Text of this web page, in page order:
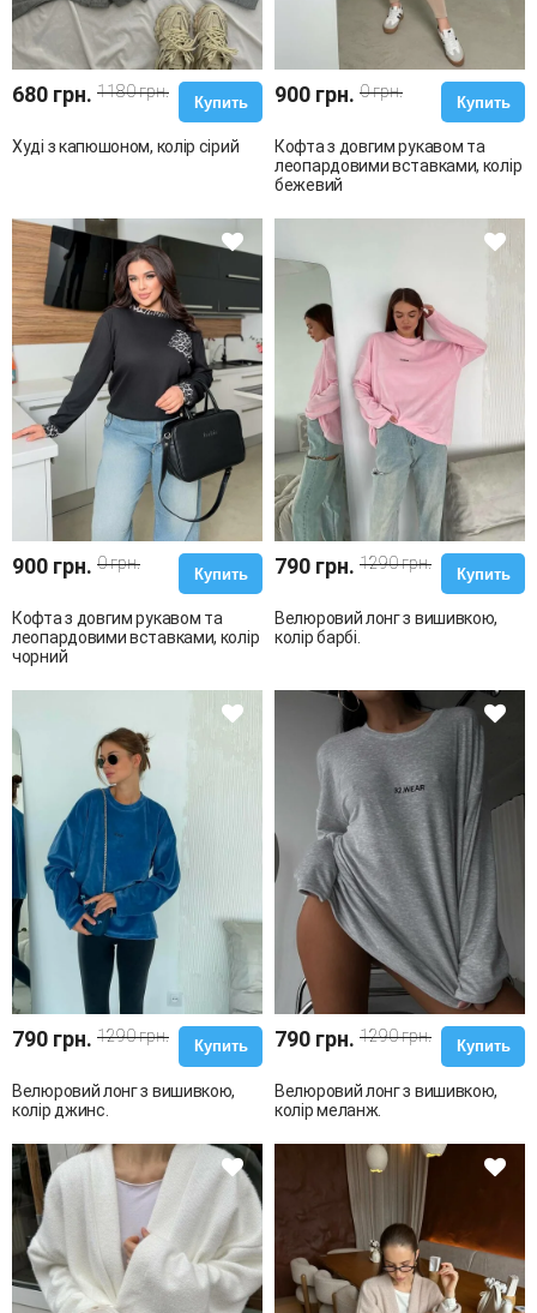
680 грн. 1180 грн.
Купить
Худі з капюшоном, колір сірий
900 грн. 0 грн.
Купить
Кофта з довгим рукавом та
леопардовими вставками, колір
бежевий
900 грн. 0 грн.
Купить
Кофта з довгим рукавом та
леопардовими вставками, колір
чорний
790 грн. 1290 грн.
Купить
Велюровий лонг з вишивкою,
колір барбі.
790 грн. 1290 грн.
Купить
Велюровий лонг з вишивкою,
колір джинс.
790 грн. 1290 грн.
Купить
Велюровий лонг з вишивкою,
колір меланж.